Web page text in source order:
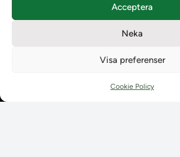
Acceptera
Neka
Visa preferenser
Cookie Policy
Policyer och dokument
Kontaktuppgifter till lärosätenas Ladoksupport
Kontaktuppgifter till Ladokkonsortiet